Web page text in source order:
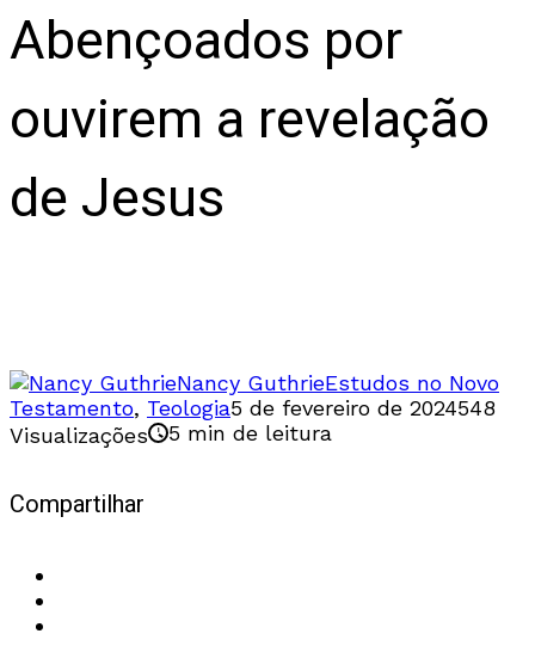
Abençoados por
ouvirem a revelação
de Jesus
Nancy GuthrieEstudos no Novo
Testamento, Teologia5 de fevereiro de 2024548
Visualizações
5 min de leitura
Compartilhar